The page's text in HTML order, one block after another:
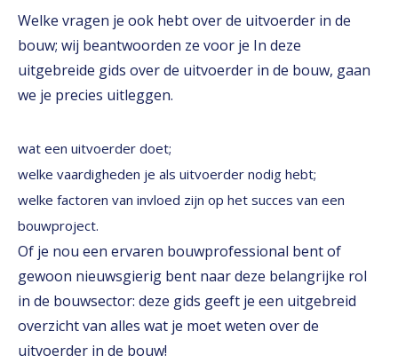
Welke vragen je ook hebt over de uitvoerder in de
bouw; wij beantwoorden ze voor je In deze
uitgebreide gids over de uitvoerder in de bouw, gaan
we je precies uitleggen.
wat een uitvoerder doet;
welke vaardigheden je als uitvoerder nodig hebt;
welke factoren van invloed zijn op het succes van een
bouwproject.
Of je nou een ervaren bouwprofessional bent of
gewoon nieuwsgierig bent naar deze belangrijke rol
in de bouwsector: deze gids geeft je een uitgebreid
overzicht van alles wat je moet weten over de
uitvoerder in de bouw!